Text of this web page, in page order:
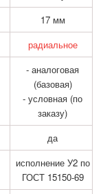
17 мм
радиальное
- аналоговая
(базовая)
- условная (по
заказу)
да
исполнение У2 по
ГОСТ 15150-69